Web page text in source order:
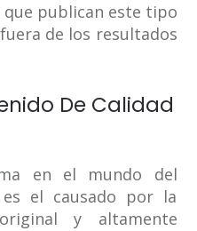
que publican este tipo
de los resultados
De Calidad
en el mundo del
el causado por la
y altamente